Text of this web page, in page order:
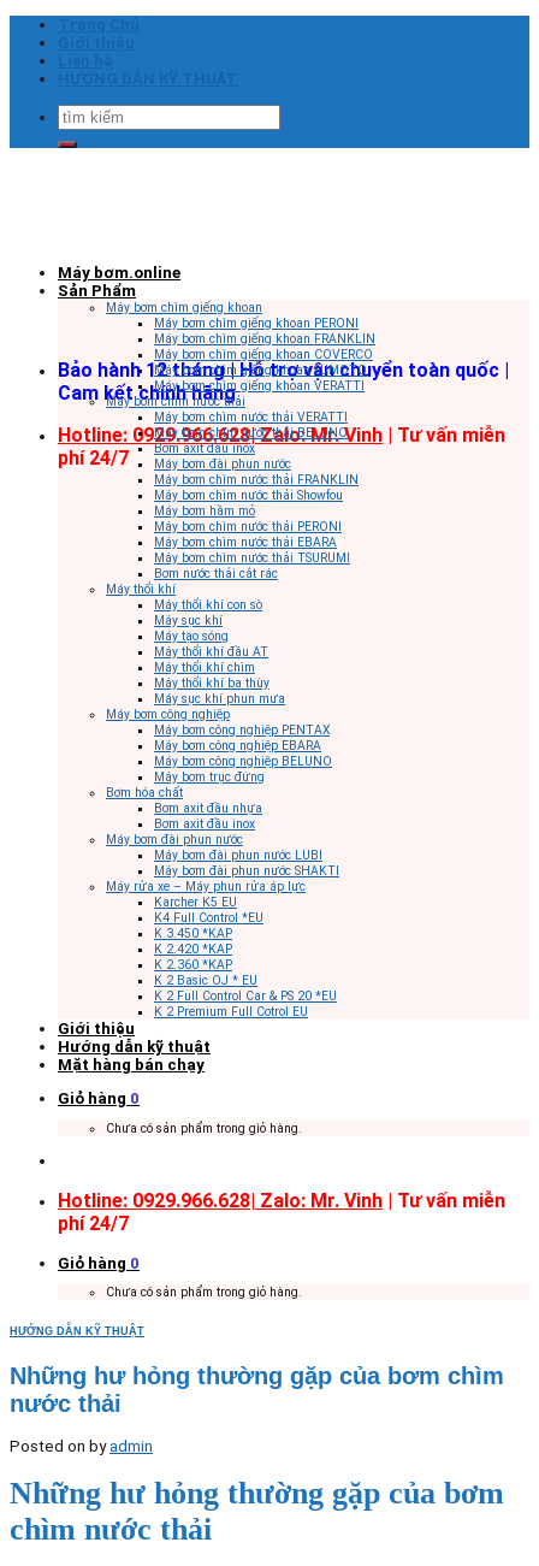
Skip
content
Tìm
kiếm:
Bảo hành 12 tháng | Hỗ trợ vận chuyển toàn quốc |
Cam kết chính hãng
Hotline: 0929.966.628|Zalo: Mr. Vinh | Tư vấn miễn
phí 24/7
Máy bơm.online
Sản Phẩm
Máy bơm chìm giếng khoan
Máy bơm chìm giếng khoan PERONI
Máy bơm chìm giếng khoan FRANKLIN
Máy bơm chìm giếng khoan COVERCO
Máy bơm chìm giếng khoan SUMOTO
Máy bơm chìm giếng khoan VERATTI
Máy bơm chìm nước thải
Máy bơm chìm nước thải VERATTI
Máy bơm chìm nước thải BELUNO
Bơm axit đầu inox
Máy bơm đài phun nước
Máy bơm chìm nước thải FRANKLIN
Máy bơm chìm nước thải Showfou
Máy bơm hầm mỏ
Máy bơm chìm nước thải PERONI
Máy bơm chìm nước thải EBARA
Máy bơm chìm nước thải TSURUMI
Bơm nước thải cắt rác
Máy thổi khí
Máy thổi khí con sò
Máy sục khí
Máy tạo sóng
Máy thổi khí đầu AT
Máy thổi khí chìm
Máy thổi khí ba thùy
Máy sục khí phun mưa
Máy bơm công nghiệp
Máy bơm công nghiệp PENTAX
Máy bơm công nghiệp EBARA
Máy bơm công nghiệp BELUNO
Máy bơm trục đứng
Bơm hóa chất
Bơm axit đầu nhựa
Bơm axit đầu inox
Máy bơm đài phun nước
Máy bơm đài phun nước LUBI
Máy bơm đài phun nước SHAKTI
Máy rửa xe – Máy phun rửa áp lực
Karcher K5 EU
K4 Full Control *EU
K 3.450 *KAP
K 2.420 *KAP
K 2.360 *KAP
K 2 Basic OJ * EU
K 2 Full Control Car & PS 20 *EU
K 2 Premium Full Cotrol EU
Giới thiệu
Hướng dẫn kỹ thuật
Mặt hàng bán chạy
Giỏ hàng 0
Chưa có sản phẩm trong giỏ hàng.
Hotline: 0929.966.628| Zalo: Mr. Vinh | Tư vấn miễn
phí 24/7
Giỏ hàng 0
Chưa có sản phẩm trong giỏ hàng.
HƯỚNG DẪN KỸ THUẬT
Những hư hỏng thường gặp của bơm chìm
nước thải
Posted on byadmin
Những hư hỏng thường gặp của bơm
chìm nước thải